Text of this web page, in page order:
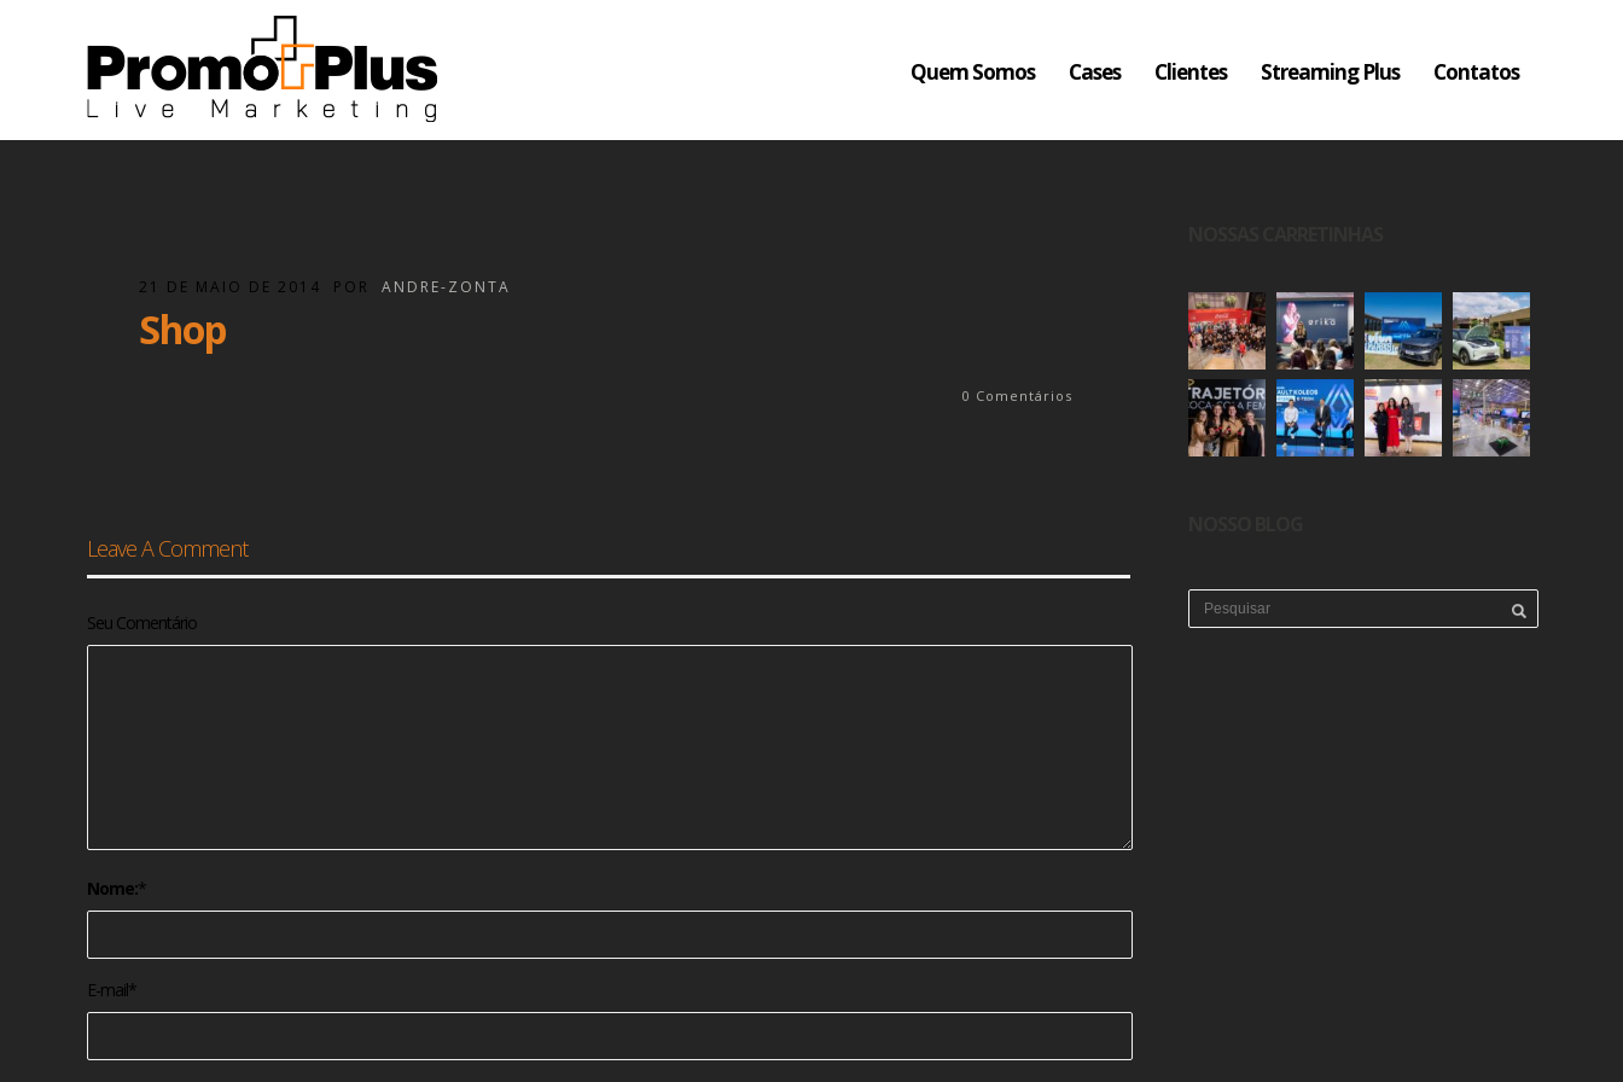
Quem Somos Cases Clientes Streaming Plus Contatos
21 DE MAIO DE 2014 POR ANDRE-ZONTA
Shop
0 Comentários
Leave A Comment
Seu Comentário
Nome:*
E-mail*